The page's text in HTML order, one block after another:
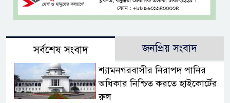
সর্বশেষ সংবাদ জনপ্রিয় সংবাদ
শ্যামনগরবাসীর নিরাপদ পানির
অধিকার নিশ্চিত করতে হাইকোর্টের
রুল